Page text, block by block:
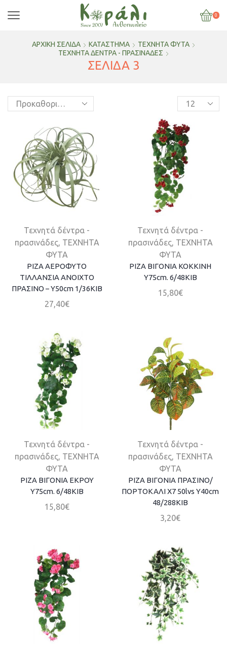
0
ΑΡΧΙΚΉ ΣΕΛΊΔΑ ΚΑΤΆΣΤΗΜΑ
ΤΕΧΝΗΤΑ ΦΥΤΑ
ΤΕΧΝΗΤΆ ΔΈΝΤΡΑ - ΠΡΑΣΙΝΆΔΕΣ
ΣΕΛΊΔΑ 3
Τεχνητά δέντρα -
πρασινάδες, ΤΕΧΝΗΤΑ
ΦΥΤΑ
ΡΙΖΑ ΑΕΡΟΦΥΤΟ
ΤΙΛΛΑΝΣΙΑ ΑΝΟΙΧΤΟ
ΠΡΑΣΙΝΟ – Υ50cm 1/36ΚΙΒ
27,40€
Τεχνητά δέντρα -
πρασινάδες, ΤΕΧΝΗΤΑ
ΦΥΤΑ
ΡΙΖΑ ΒΙΓOΝΙΑ ΚΟΚΚΙΝΗ
Y75cm. 6/48ΚΙΒ
15,80€
Τεχνητά δέντρα -
πρασινάδες, ΤΕΧΝΗΤΑ
ΦΥΤΑ
ΡΙΖΑ ΒΙΓΟΝΙΑ ΕΚΡΟΥ
Y75cm. 6/48ΚΙΒ
15,80€
Τεχνητά δέντρα -
πρασινάδες, ΤΕΧΝΗΤΑ
ΦΥΤΑ
ΡΙΖΑ ΒΙΓΟΝΙΑ ΠΡΑΣΙΝΟ/
ΠΟΡΤΟΚΑΛΙ Χ7 50lvs Υ40cm
48/288ΚΙΒ
3,20€